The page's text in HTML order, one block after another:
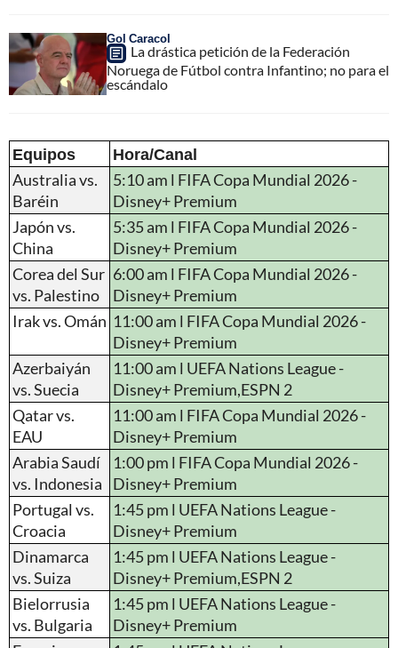
Gol Caracol
La drástica petición de la Federación
Noruega de Fútbol contra Infantino; no para el
escándalo
Equipos
Hora/Canal
Australia vs.
Baréin
5:10 am l FIFA Copa Mundial 2026 -
Disney+ Premium
Japón vs.
China
5:35 am l FIFA Copa Mundial 2026 -
Disney+ Premium
Corea del Sur
vs. Palestino
6:00 am l FIFA Copa Mundial 2026 -
Disney+ Premium
Irak vs. Omán 11:00 am l FIFA Copa Mundial 2026 -
Disney+ Premium
Azerbaiyán
vs. Suecia
11:00 am l UEFA Nations League -
Disney+ Premium,ESPN 2
Qatar vs.
EAU
11:00 am l FIFA Copa Mundial 2026 -
Disney+ Premium
Arabia Saudí
vs. Indonesia
1:00 pm l FIFA Copa Mundial 2026 -
Disney+ Premium
Portugal vs.
Croacia
1:45 pm l UEFA Nations League -
Disney+ Premium
Dinamarca
vs. Suiza
1:45 pm l UEFA Nations League -
Disney+ Premium,ESPN 2
Bielorrusia
vs. Bulgaria
1:45 pm l UEFA Nations League -
Disney+ Premium